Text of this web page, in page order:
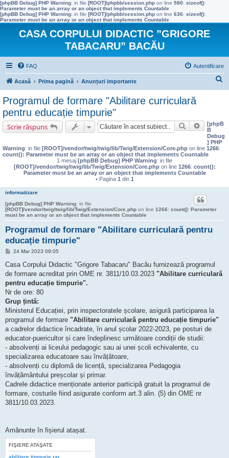
[phpBB Debug] PHP Warning: in file [ROOT]/phpbb/session.php on line 580: sizeof():
Parameter must be an array or an object that implements Countable
[phpBB Debug] PHP Warning: in file [ROOT]/phpbb/session.php on line 636: sizeof():
Parameter must be an array or an object that implements Countable
CASA CORPULUI DIDACTIC ”GRIGORE
TABACARU” BACĂU
FAQ Autentificare
Acasă Prima pagină Anunțuri importante
Programul de formare "Abilitare curriculară
pentru educație timpurie"
Scrie răspuns Căutare[phpB
B
Debug
] PHP
Warning: in file [ROOT]/vendor/twig/twig/lib/Twig/Extension/Core.php on line 1266:
count(): Parameter must be an array or an object that implements Countable
1 mesaj [phpBB Debug] PHP Warning: in file
[ROOT]/vendor/twig/twig/lib/Twig/Extension/Core.phpon line 1266: count():
Parameter must be an array or an object that implements Countable
• Pagina 1 din 1
informatizare
[phpBB Debug] PHP Warning: in file
[ROOT]/vendor/twig/twig/lib/Twig/Extension/Core.php on line 1266: count(): Parameter
must be an array or an object that implements Countable
Programul de formare "Abilitare curriculară pentru
educație timpurie"
M
s
j
24 Mar 2023 09:05
Casa Corpului Didactic "Grigore Tabacaru" Bacău furnizează programul
de formare acreditat prin OME nr. 3811/10.03.2023 "Abilitare curriculară
pentru educație timpurie".
Nr de ore: 80
Grup țintă:
Ministerul Educației, prin inspectoratele școlare, asigură participarea la
programul de formare "Abilitare curriculară pentru educație timpurie"
a cadrelor didactice încadrate, în anul școlar 2022-2023, pe posturi de
educator-puericultor și care îndeplinesc următoare condiții de studii:
- absolvenți ai liceului pedagogic sau ai unei școli echivalente, cu
specializarea educatoare sau învățătoare,
- absolvenți cu diplomă de licență, specializarea Pedagogia
învățământului preșcolar și primar.
Cadrele didactice menționate anterior participă gratuit la programul de
formare, costurile fiind asigurate conform art.3 alin. (5) din OME nr
3811/10.03.2023.
Amănunte în fișierul atașat.
FIŞIERE ATAŞATE
abilitare timpurie.rar